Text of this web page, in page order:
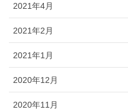
2021年4月
2021年2月
2021年1月
2020年12月
2020年11月